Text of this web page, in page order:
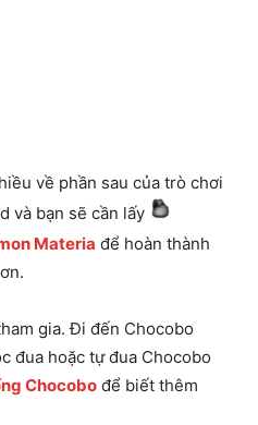
về phần sau của trò chơi
và bạn sẽ cần lấy
Materia để hoàn thành
gia. Đi đến Chocobo
đua hoặc tự đua Chocobo
Chocobo để biết thêm